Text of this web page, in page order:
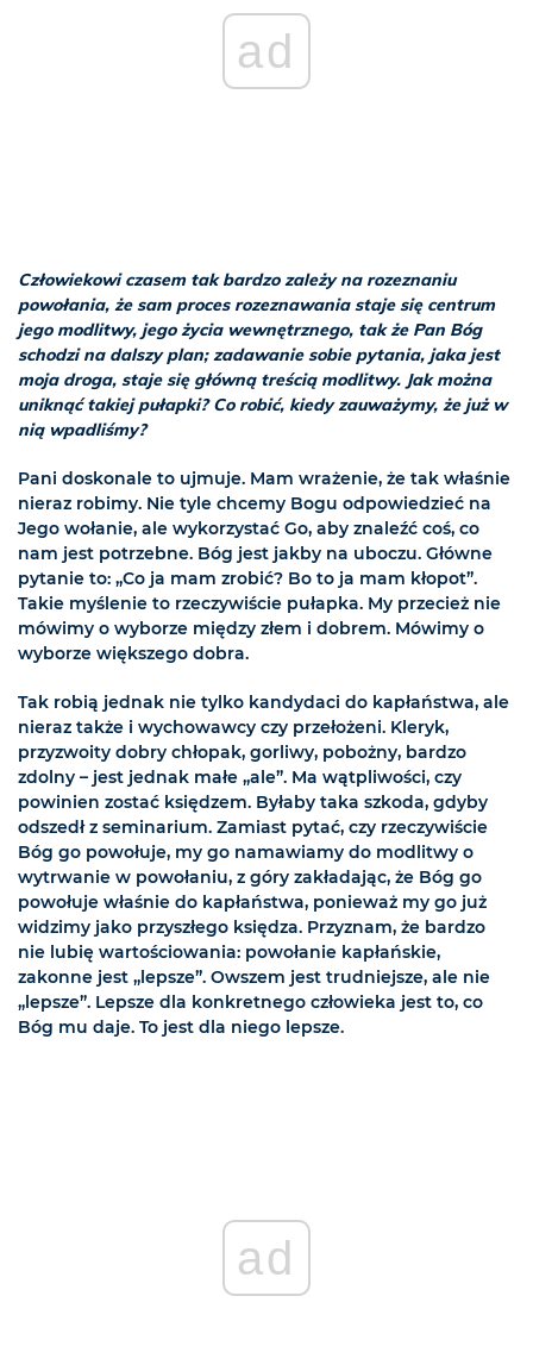
ad
Człowiekowi czasem tak bardzo zależy na rozeznaniu
powołania, że sam proces rozeznawania staje się centrum
jego modlitwy, jego życia wewnętrznego, tak że Pan Bóg
schodzi na dalszy plan; zadawanie sobie pytania, jaka jest
moja droga, staje się główną treścią modlitwy. Jak można
uniknąć takiej pułapki? Co robić, kiedy zauważymy, że już w
nią wpadliśmy?
Pani doskonale to ujmuje. Mam wrażenie, że tak właśnie
nieraz robimy. Nie tyle chcemy Bogu odpowiedzieć na
Jego wołanie, ale wykorzystać Go, aby znaleźć coś, co
nam jest potrzebne. Bóg jest jakby na uboczu. Główne
pytanie to: „Co ja mam zrobić? Bo to ja mam kłopot”.
Takie myślenie to rzeczywiście pułapka. My przecież nie
mówimy o wyborze między złem i dobrem. Mówimy o
wyborze większego dobra.
Tak robią jednak nie tylko kandydaci do kapłaństwa, ale
nieraz także i wychowawcy czy przełożeni. Kleryk,
przyzwoity dobry chłopak, gorliwy, pobożny, bardzo
zdolny – jest jednak małe „ale”. Ma wątpliwości, czy
powinien zostać księdzem. Byłaby taka szkoda, gdyby
odszedł z seminarium. Zamiast pytać, czy rzeczywiście
Bóg go powołuje, my go namawiamy do modlitwy o
wytrwanie w powołaniu, z góry zakładając, że Bóg go
powołuje właśnie do kapłaństwa, ponieważ my go już
widzimy jako przyszłego księdza. Przyznam, że bardzo
nie lubię wartościowania: powołanie kapłańskie,
zakonne jest „lepsze”. Owszem jest trudniejsze, ale nie
„lepsze”. Lepsze dla konkretnego człowieka jest to, co
Bóg mu daje. To jest dla niego lepsze.
ad